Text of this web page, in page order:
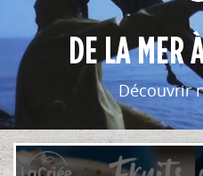
Notre savoir-faire de restaurateur
Engagement qualité
CARTE ET MENUS
En ce moment
Carte
DE LA MER
Découvrir